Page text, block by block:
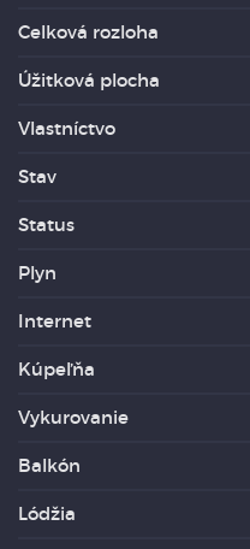
Celková rozloha
Úžitková plocha
Vlastníctvo
Stav
Status
Plyn
Internet
Kúpeľňa
Vykurovanie
Balkón
Lódžia